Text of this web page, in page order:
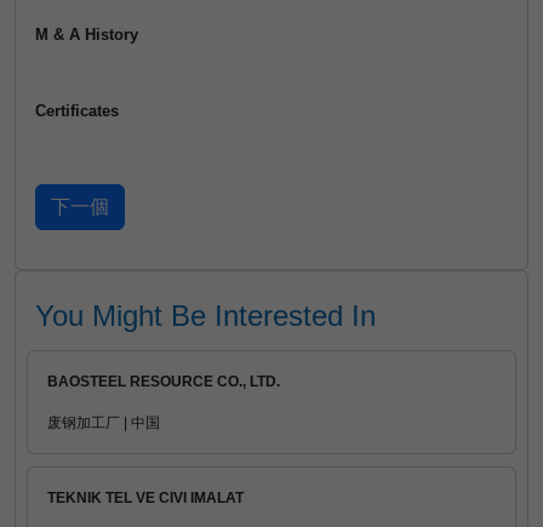
M & A History
Certificates
You Might Be Interested In
BAOSTEEL RESOURCE CO., LTD.
废钢加工厂 | 中国
TEKNIK TEL VE CIVI IMALAT